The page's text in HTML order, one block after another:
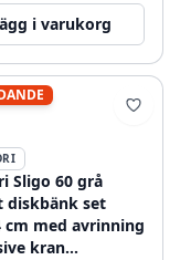
i varukorg
Sligo 60 grå
diskbänk set
cm med avrinning
kran